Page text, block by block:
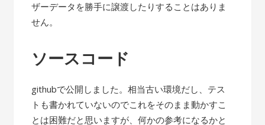
ザーデータを勝手に譲渡したりすることはありま
せん。
ソースコード
githubで公開しました。相当古い環境だし、テス
トも書かれていないのでこれをそのまま動かすこ
とは困難だと思いますが、何かの参考になるかと